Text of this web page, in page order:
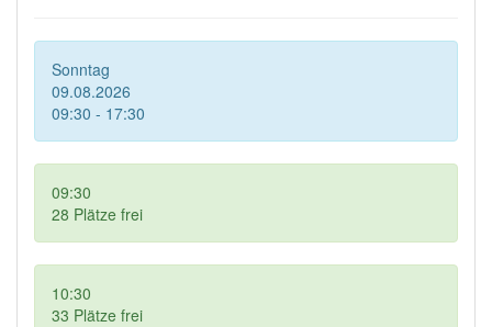
Sonntag
09.08.2026
09:30 - 17:30
09:30
28 Plätze frei
10:30
33 Plätze frei